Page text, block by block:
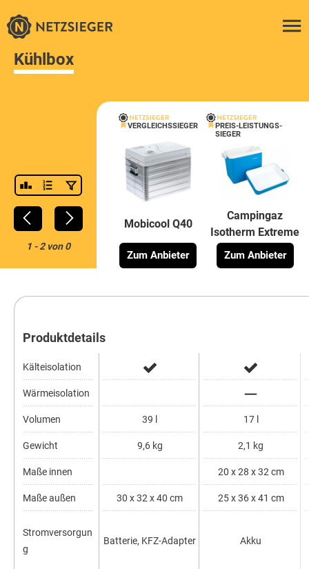
Kühlbox
1-2von0
VERGLEICHSSIEGER
Mobicool Q40
Zum Anbieter
PREIS-LEISTUNGS-
SIEGER
Campingaz
Isotherm Extreme
Zum Anbieter
Produktdetails
Kälteisolation
Wärmeisolation
Volumen
Gewicht
Maße innen
Maße außen
Stromversorgun
g
39 l
9,6 kg
30 x 32 x 40 cm
Batterie, KFZ-Adapter
17 l
2,1 kg
20 x 28 x 32 cm
25 x 36 x 41 cm
Akku